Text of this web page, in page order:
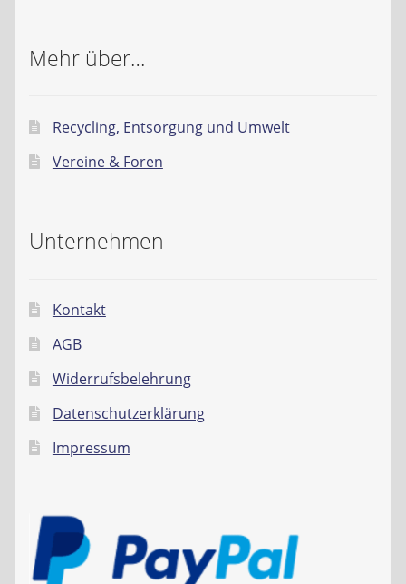
Mehr über…
Recycling, Entsorgung und Umwelt
Vereine & Foren
Unternehmen
Kontakt
AGB
Widerrufsbelehrung
Datenschutzerklärung
Impressum